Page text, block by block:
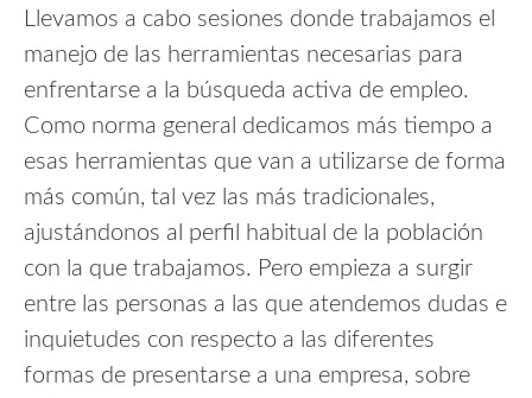
Llevamos a cabo sesiones donde trabajamos el
manejo de las herramientas necesarias para
enfrentarse a la búsqueda activa de empleo.
Como norma general dedicamos más tiempo a
esas herramientas que van a utilizarse de forma
más común, tal vez las más tradicionales,
ajustándonos al perfil habitual de la población
con la que trabajamos. Pero empieza a surgir
entre las personas a las que atendemos dudas e
inquietudes con respecto a las diferentes
formas de presentarse a una empresa, sobre